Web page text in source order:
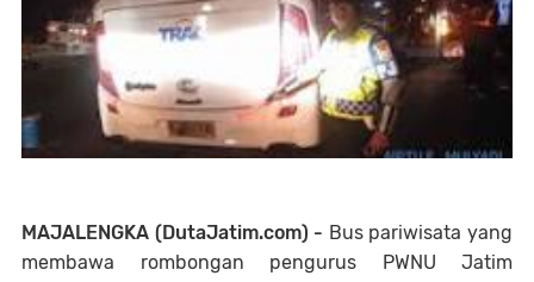
MAJALENGKA (DutaJatim.com) - Bus pariwisata yang
membawa rombongan pengurus PWNU Jatim